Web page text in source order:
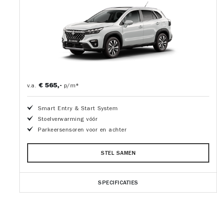
v.a. € 565,- p/m*
Smart Entry & Start System
Stoelverwarming vóór
Parkeersensoren voor en achter
STEL SAMEN
SPECIFICATIES